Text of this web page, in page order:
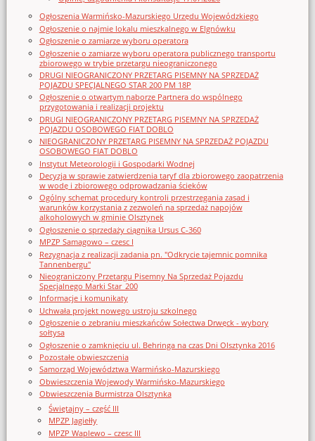
Ogłoszenia Warmińsko-Mazurskiego Urzędu Wojewódzkiego
Ogłoszenie o najmie lokalu mieszkalnego w Elgnówku
Ogłoszenie o zamiarze wyboru operatora
Ogłoszenie o zamiarze wyboru operatora publicznego transportu
zbiorowego w trybie przetargu nieograniczonego
DRUGI NIEOGRANICZONY PRZETARG PISEMNY NA SPRZEDAŻ
POJAZDU SPECJALNEGO STAR 200 PM 18P
Ogłoszenie o otwartym naborze Partnera do wspólnego
przygotowania i realizacji projektu
DRUGI NIEOGRANICZONY PRZETARG PISEMNY NA SPRZEDAŻ
POJAZDU OSOBOWEGO FIAT DOBLO
NIEOGRANICZONY PRZETARG PISEMNY NA SPRZEDAŻ POJAZDU
OSOBOWEGO FIAT DOBLO
Instytut Meteorologii i Gospodarki Wodnej
Decyzja w sprawie zatwierdzenia taryf dla zbiorowego zaopatrzenia
w wodę i zbiorowego odprowadzania ścieków
Ogólny schemat procedury kontroli przestrzegania zasad i
warunków korzystania z zezwoleń na sprzedaż napojów
alkoholowych w gminie Olsztynek
Ogłoszenie o sprzedaży ciągnika Ursus C-360
MPZP Samagowo – czesc I
Rezygnacja z realizacji zadania pn. "Odkrycie tajemnic pomnika
Tannenbergu"
Nieograniczony Przetargu Pisemny Na Sprzedaż Pojazdu
Specjalnego Marki Star_200
Informacje i komunikaty
Uchwała projekt nowego ustroju szkolnego
Ogłoszenie o zebraniu mieszkańców Sołectwa Drwęck - wybory
sołtysa
Ogłoszenie o zamknięciu ul. Behringa na czas Dni Olsztynka 2016
Pozostałe obwieszczenia
Samorząd Województwa Warmińsko-Mazurskiego
Obwieszczenia Wojewody Warmińsko-Mazurskiego
Obwieszczenia Burmistrza Olsztynka
Świętajny – część III
MPZP Jagiełły
MPZP Waplewo – czesc III